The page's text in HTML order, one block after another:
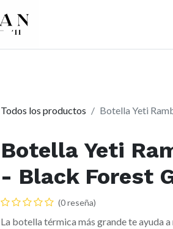
Todos los productos Botella Yeti
Botella Yeti
- Black Forest
(0 reseña)
La botella térmica más grande te ayuda